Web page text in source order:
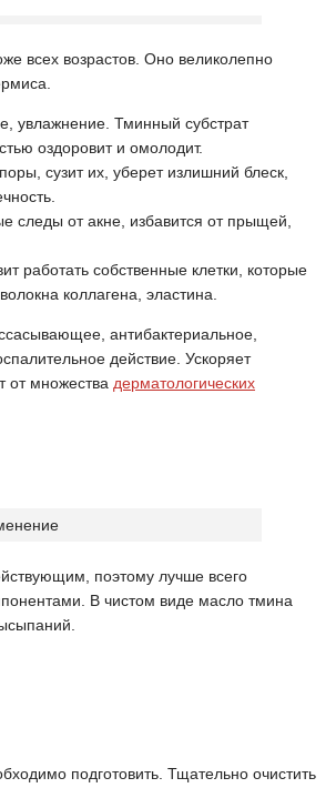
всех возрастов. Оно великолепно
увлажнение. Тминный субстрат
оздоровит и омолодит.
сузит их, уберет излишний блеск,
следы от акне, избавится от прыщей,
работать собственные клетки, которые
коллагена, эластина.
антибактериальное,
действие. Ускоряет
от множества дерматологических
поэтому лучше всего
В чистом виде масло тмина
подготовить. Тщательно очистить